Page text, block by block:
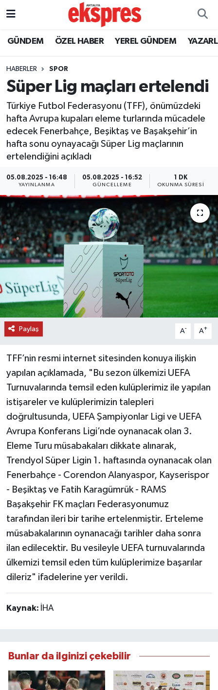
GÜNDEM ÖZEL HABER YEREL GÜNDEM
HABERLER SPOR
Süper Lig maçları ertelendi
Türkiye Futbol Federasyonu (TFF), önümüzdeki
hafta Avrupa kupaları eleme turlarında mücadele
edecek Fenerbahçe, Beşiktaş ve Başakşehir’in
hafta sonu oynayacağı Süper Lig maçlarının
ertelendiğini açıkladı
05.08.2025 - 16:48
YAYINLANMA
05.08.2025 - 16:52
GÜNCELLEME
1 DK
OKUNMA SÜRESI
Paylaş A- A+
TFF’nin resmi internet sitesinden konuya ilişkin
yapılan açıklamada, "Bu sezon ülkemizi UEFA
Turnuvalarında temsil eden kulüplerimiz ile yapılan
istişareler ve kulüplerimizin talepleri
doğrultusunda, UEFA Şampiyonlar Ligi ve UEFA
Avrupa Konferans Ligi’nde oynanacak olan 3.
Eleme Turu müsabakaları dikkate alınarak,
Trendyol Süper Ligin 1. haftasında oynanacak olan
Fenerbahçe - Corendon Alanyaspor, Kayserispor
- Beşiktaş ve Fatih Karagümrük - RAMS
Başakşehir FK maçları Federasyonumuz
tarafından ileri bir tarihe ertelenmiştir. Erteleme
müsabakalarının oynanacağı tarihler daha sonra
ilan edilecektir. Bu vesileyle UEFA turnuvalarında
ülkemizi temsil eden tüm kulüplerimize başarılar
dileriz" ifadelerine yer verildi.
Kaynak: İHA
Bunlar da ilginizi çekebilir
ÖZEL HABER
YEREL GÜNDEM
EKONOMİ
KÜLTÜR - SANAT
SPOR
SİYASET
SAĞLIK
DÜNYA
EĞİTİM
TURİZM
RÖPORTAJ
VİDEO HABERLER
YAZARLAR
RESMİ İLAN
Nöbetçi Eczaneler
Trafik Durumu
Süper Lig Puan Durumu ve Fikstür
Tüm Manşetler
Son Dakika Haberleri
Haber Arşivi